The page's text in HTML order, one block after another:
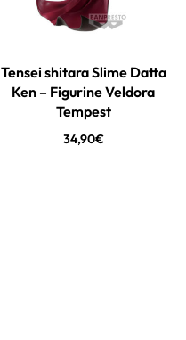
Tensei shitara Slime Datta
Ken – Figurine Veldora
Tempest
34,90€